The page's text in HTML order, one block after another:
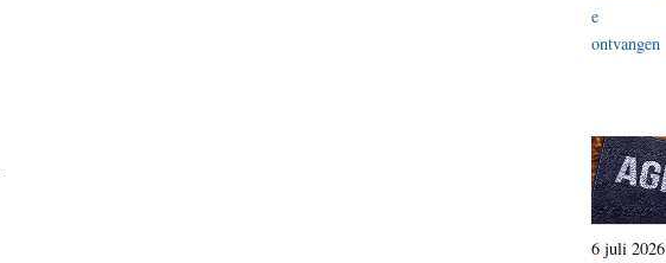
6 juli 2026